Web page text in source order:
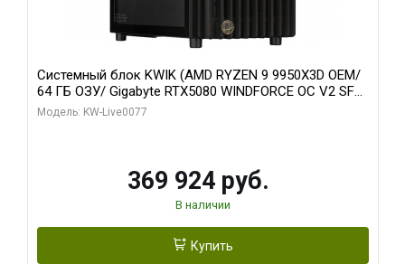
Системный блок KWIK (AMD RYZEN 9 9950X3D OEM/
64 ГБ ОЗУ/ Gigabyte RTX5080 WINDFORCE OC V2 SFF
16GB GDDR7 256b/ 960 ГБ SSD)
Модель: KW-Live0077
369 924 руб.
В наличии
Купить